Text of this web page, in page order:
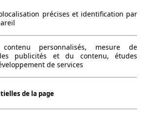
5
5 - 7
(sans freins)
(avec freins)
précises et identification par
personnalisés, mesure de
publicités et du contenu, études
de services
de la page